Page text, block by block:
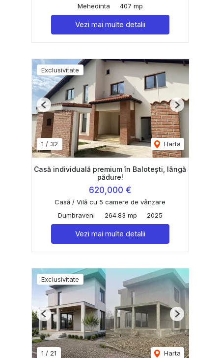
Mehedinta
407 mp
Vezi mai multe detalii
Exclusivitate
1 / 32 Harta
Previous Next
Casă individuală premium în Balotești, lângă
pădure!
620,000 €
Casă / Vilă cu 5 camere de vânzare
Dumbraveni
264.83 mp 2025
Vezi mai multe detalii
Exclusivitate
1 / 21 Harta
Previous Next